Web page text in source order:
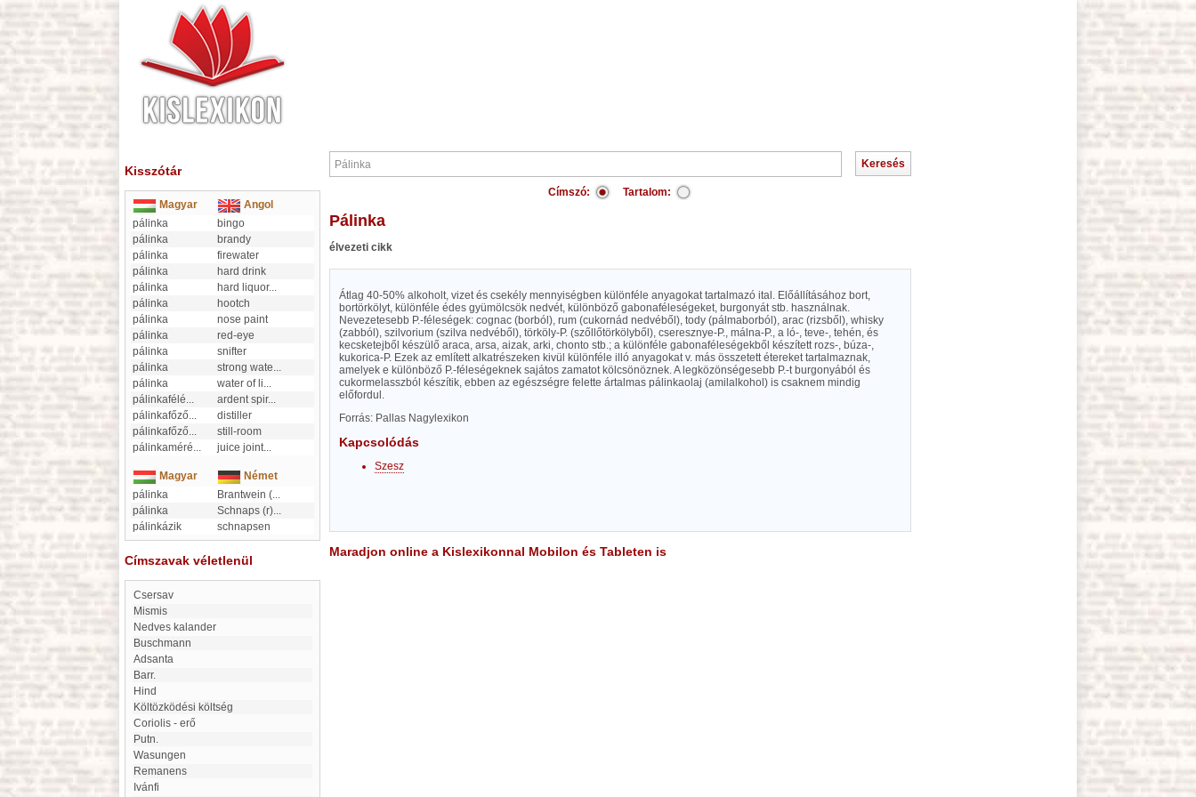
Kisszótár
Magyar
Angol
pálinka
bingo
pálinka
brandy
pálinka
firewater
pálinka
hard drink
pálinka
hard liquor...
pálinka
hootch
pálinka
nose paint
pálinka
red-eye
pálinka
snifter
pálinka
strong wate...
pálinka
water of li...
pálinkafélé... ardent spir...
pálinkafőző...
distiller
pálinkafőző...
still-room
pálinkaméré... juice joint...
Magyar
Német
pálinka
Brantwein (...
pálinka
Schnaps (r)...
pálinkázik
schnapsen
Címszavak véletlenül
Csersav
Mismis
Nedves kalander
Buschmann
Adsanta
Barr.
Hind
Költözködési költség
Coriolis - erő
Putn.
Wasungen
Remanens
Ivánfi
Címszó: Tartalom:
Pálinka
élvezeti cikk
Átlag 40-50% alkoholt, vizet és csekély mennyiségben különféle anyagokat tartalmazó ital. Előállításához bort,
bortörkölyt, különféle édes gyümölcsök nedvét, különböző gabonaféleségeket, burgonyát stb. használnak.
Nevezetesebb P.-féleségek: cognac (borból), rum (cukornád nedvéből), tody (pálmaborból), arac (rizsből), whisky
(zabból), szilvorium (szilva nedvéből), törköly-P. (szőllőtörkölyből), cseresznye-P., málna-P., a ló-, teve-, tehén, és
kecsketejből készülő araca, arsa, aizak, arki, chonto stb.; a különféle gabonaféleségekből készített rozs-, búza-,
kukorica-P. Ezek az említett alkatrészeken kivül különféle illó anyagokat v. más összetett étereket tartalmaznak,
amelyek e különböző P.-féleségeknek sajátos zamatot kölcsönöznek. A legközönségesebb P.-t burgonyából és
cukormelasszból készítik, ebben az egészségre felette ártalmas pálinkaolaj (amilalkohol) is csaknem mindig
előfordul.
Forrás: Pallas Nagylexikon
Kapcsolódás
Szesz
Maradjon online a Kislexikonnal Mobilon és Tableten is